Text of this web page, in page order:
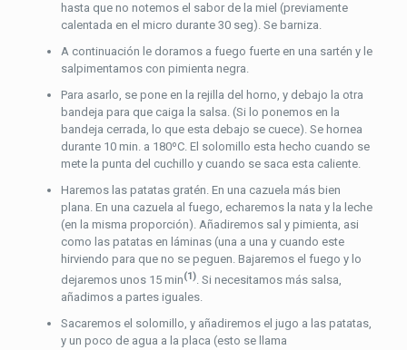
hasta que no notemos el sabor de la miel (previamente
calentada en el micro durante 30 seg). Se barniza.
A continuación le doramos a fuego fuerte en una sartén y le
salpimentamos con pimienta negra.
Para asarlo, se pone en la rejilla del horno, y debajo la otra
bandeja para que caiga la salsa. (Si lo ponemos en la
bandeja cerrada, lo que esta debajo se cuece). Se hornea
durante 10 min. a 180ºC. El solomillo esta hecho cuando se
mete la punta del cuchillo y cuando se saca esta caliente.
Haremos las patatas gratén. En una cazuela más bien
plana. En una cazuela al fuego, echaremos la nata y la leche
(en la misma proporción). Añadiremos sal y pimienta, asi
como las patatas en láminas (una a una y cuando este
hirviendo para que no se peguen. Bajaremos el fuego y lo
dejaremos unos 15 min(1). Si necesitamos más salsa,
añadimos a partes iguales.
Sacaremos el solomillo, y añadiremos el jugo a las patatas,
y un poco de agua a la placa (esto se llama